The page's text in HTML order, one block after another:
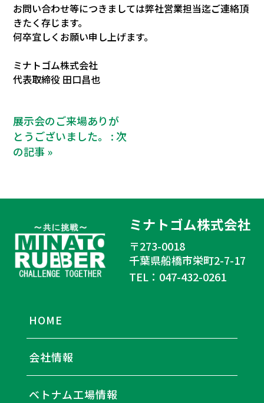
お問い合わせ等につきましては弊社営業担当迄ご連絡頂
きたく存じます。
何卒宜しくお願い申し上げます。
ミナトゴム株式会社
代表取締役 田口昌也
展示会のご来場ありが
とうございました。 : 次
の記事 »
ミナトゴム株式会社
〒273-0018
千葉県船橋市栄町2-7-17
TEL：047-432-0261
HOME
会社情報
ベトナム工場情報